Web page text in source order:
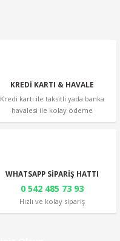
KREDİ KARTI & HAVALE
Kredi kartı ile taksitli yada banka
havalesi ile kolay ödeme
WHATSAPP SİPARİŞ HATTI
0 542 485 73 93
Hızlı ve kolay sipariş